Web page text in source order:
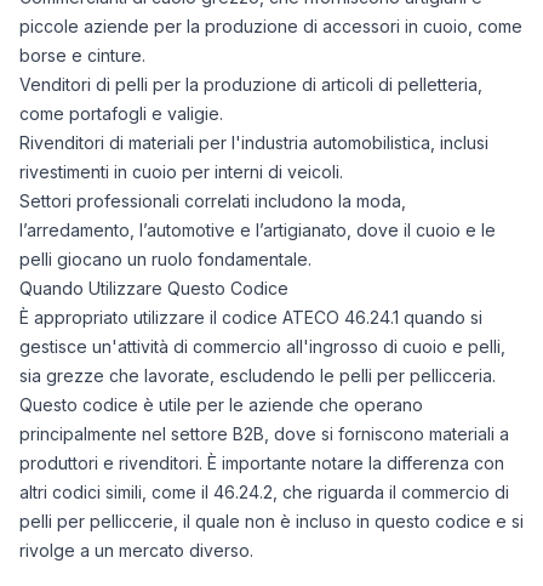
piccole aziende per la produzione di accessori in cuoio, come
borse e cinture.
Venditori di pelli per la produzione di articoli di pelletteria,
come portafogli e valigie.
Rivenditori di materiali per l'industria automobilistica, inclusi
rivestimenti in cuoio per interni di veicoli.
Settori professionali correlati includono la moda,
l’arredamento, l’automotive e l’artigianato, dove il cuoio e le
pelli giocano un ruolo fondamentale.
Quando Utilizzare Questo Codice
È appropriato utilizzare il codice ATECO 46.24.1 quando si
gestisce un'attività di commercio all'ingrosso di cuoio e pelli,
sia grezze che lavorate, escludendo le pelli per pellicceria.
Questo codice è utile per le aziende che operano
principalmente nel settore B2B, dove si forniscono materiali a
produttori e rivenditori. È importante notare la differenza con
altri codici simili, come il 46.24.2, che riguarda il commercio di
pelli per pelliccerie, il quale non è incluso in questo codice e si
rivolge a un mercato diverso.